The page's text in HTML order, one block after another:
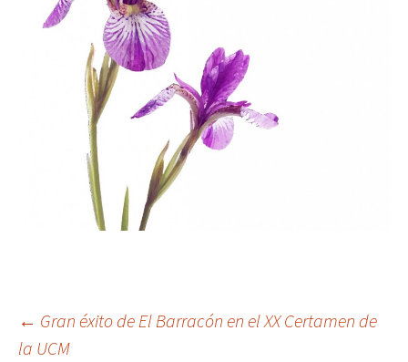
Navegación
← Gran éxito de El Barracón en el XX Certamen de
la UCM